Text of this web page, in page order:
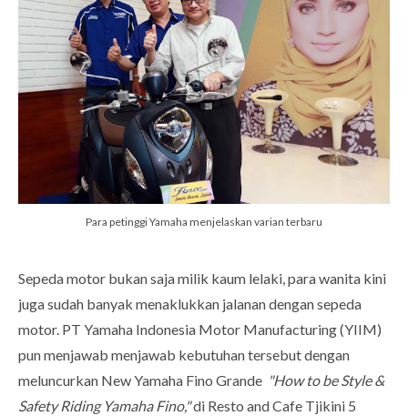
Para petinggi Yamaha menjelaskan varian terbaru
Sepeda motor bukan saja milik kaum lelaki, para wanita kini
juga sudah banyak menaklukkan jalanan dengan sepeda
motor. PT Yamaha Indonesia Motor Manufacturing (YIIM)
pun menjawab menjawab kebutuhan tersebut dengan
meluncurkan New Yamaha Fino Grande "How to be Style &
Safety Riding Yamaha Fino,"di Resto and Cafe Tjikini 5